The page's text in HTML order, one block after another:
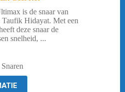
is de snaar van
Taufik Hidayat. Met een
deze snaar de
snelheid, ...
Snaren